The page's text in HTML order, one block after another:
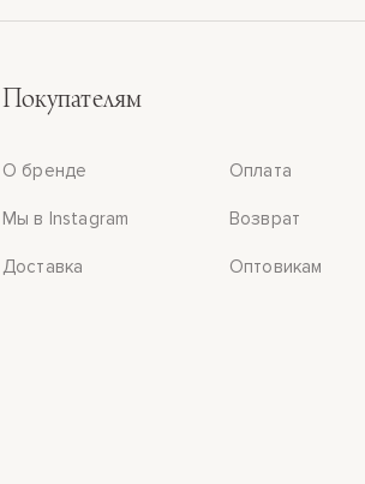
Покупателям
О бренде
Мы в Instagram
Доставка
Оплата
Возврат
Оптовикам